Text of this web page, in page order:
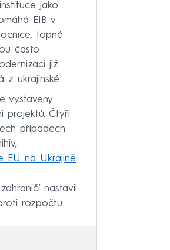
jako
EIB v
topné
často
již
z ukrajinské
vystaveny
projektů. Čtyři
případech
EU na Ukrajině.
nastavil
rozpočtu